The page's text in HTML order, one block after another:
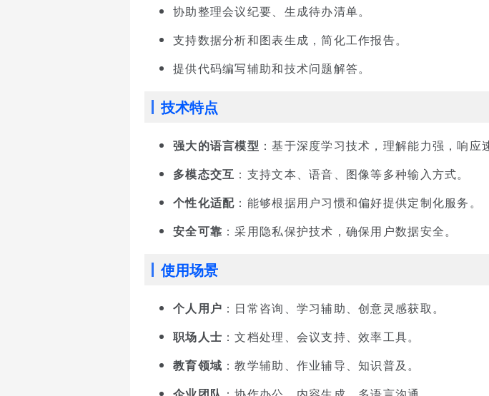
协助整理会议纪要、生成待办清单。
支持数据分析和图表生成，简化工作报告。
提供代码编写辅助和技术问题解答。
技术特点
强大的语言模型 ：基于深度学习技术，理解能力强，响应
多模态交互 ：支持文本、语音、图像等多种输入方式。
个性化适配 ：能够根据用户习惯和偏好提供定制化服务。
安全可靠 ：采用隐私保护技术，确保用户数据安全。
使用场景
个人用户 ：日常咨询、学习辅助、创意灵感获取。
职场人士 ：文档处理、会议支持、效率工具。
教育领域 ：教学辅助、作业辅导、知识普及。